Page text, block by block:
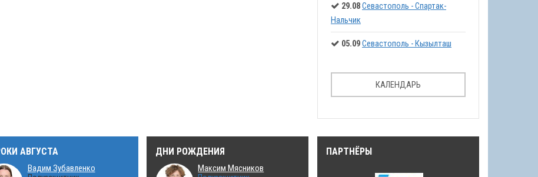
29.08Севастополь - Спартак-
Нальчик
05.09Севастополь - Кызылташ
КАЛЕНДАРЬ
АВГУСТА
Вадим Зубавленко
ДНИ РОЖДЕНИЯ
Максим Мясников
ПАРТНЁРЫ